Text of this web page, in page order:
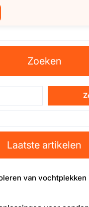
Zoeken
Laatste artikelen
van vochtplekken